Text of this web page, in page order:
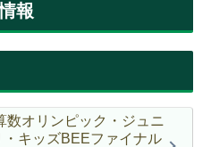
報
数オリンピック・ジュニ
・キッズBEEファイナル